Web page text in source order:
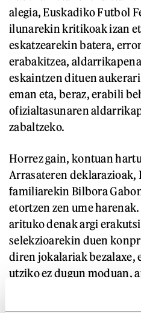
alegia, Euskadiko Futbol
ilunarekin kritikoak izan
eskatzearekin batera,
erabakitzea,
eskaintzen dituen
eman eta, beraz, erabili
ofizialtasunaren
zabaltzeko.
Horrez gain, kontuan
Arrasateren deklarazioak,
familiarekin Bilbora
etortzen zen ume
arituko denak argi
selekzioarekin duen
diren jokalariak bezalaxe,
utziko ez dugun moduan,
duten jokalariak ere ez